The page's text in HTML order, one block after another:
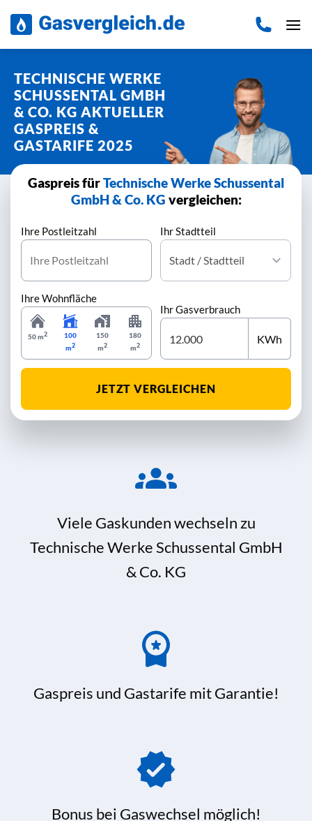
Inhalt
TECHNISCHE WERKE
SCHUSSENTAL GMBH
& CO. KG AKTUELLER
GASPREIS &
GASTARIFE 2025
Gaspreis fürTechnische Werke Schussental
GmbH & Co. KG vergleichen:
Ihre Postleitzahl Ihr Stadtteil
Ihre Wohnfläche
50 m2
100
m2
150
m2
180
m2
Ihr Gasverbrauch
KWh
JETZT VERGLEICHEN
Viele Gaskunden wechseln zu
Technische Werke Schussental GmbH
& Co. KG
Gaspreis und Gastarife mit Garantie!
Bonus bei Gaswechsel möglich!